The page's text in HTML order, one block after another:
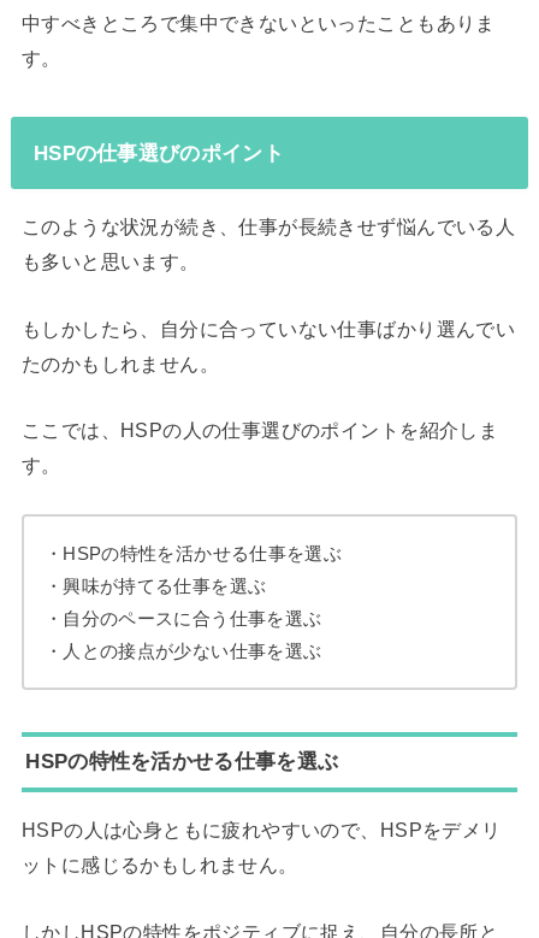
中すべきところで集中できないといったこともありま
す。
HSPの仕事選びのポイント
このような状況が続き、仕事が長続きせず悩んでいる人
も多いと思います。
もしかしたら、自分に合っていない仕事ばかり選んでい
たのかもしれません。
ここでは、HSPの人の仕事選びのポイントを紹介しま
す。
・HSPの特性を活かせる仕事を選ぶ
・興味が持てる仕事を選ぶ
・自分のペースに合う仕事を選ぶ
・人との接点が少ない仕事を選ぶ
HSPの特性を活かせる仕事を選ぶ
HSPの人は心身ともに疲れやすいので、HSPをデメリ
ットに感じるかもしれません。
しかしHSPの特性をポジティブに捉え、自分の長所と